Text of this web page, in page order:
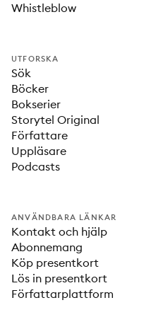
Whistleblow
UTFORSKA
Sök
Böcker
Bokserier
Storytel Original
Författare
Uppläsare
Podcasts
ANVÄNDBARA LÄNKAR
Kontakt och hjälp
Abonnemang
Köp presentkort
Lös in presentkort
Författarplattform